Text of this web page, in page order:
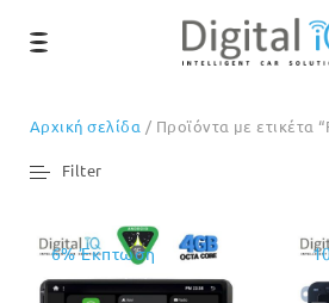
Αρχική σελίδα / Προϊόντα με ετικέτα
Filter
6% Έκπτωση